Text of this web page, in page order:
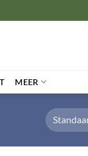
MEER